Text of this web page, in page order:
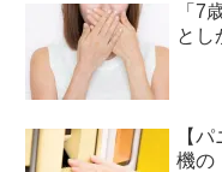
「7
とし
【
機の